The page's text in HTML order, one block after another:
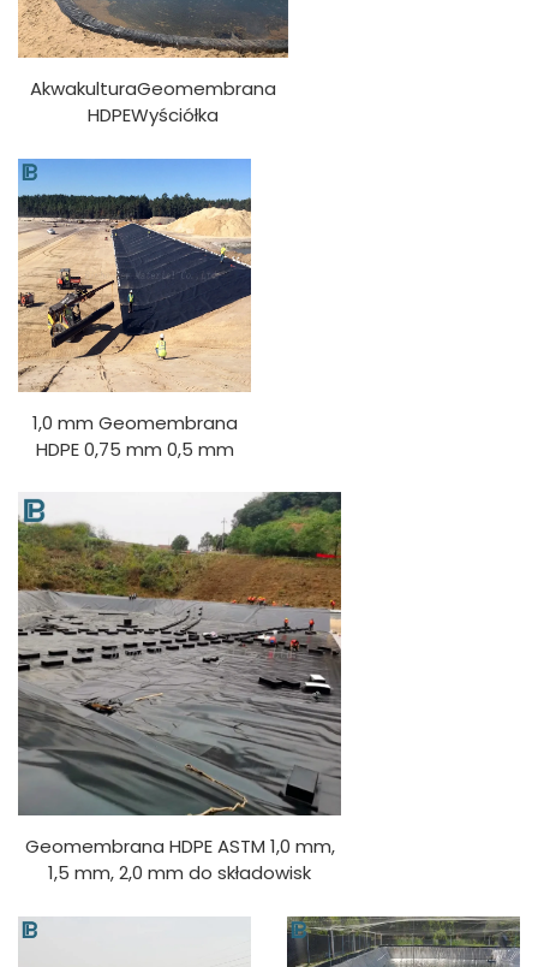
AkwakulturaGeomembrana
HDPEWyściółka
stawuGeomembrany
1,0 mm Geomembrana
HDPE 0,75 mm 0,5 mm
hodowlanego dla ryb i
krewetek 1,5 mm
Sztuczne jeziora
Wyściółka stawu HDPE
Wyściółka składowiska
odpadów
Geomembrana HDPE ASTM 1,0 mm,
1,5 mm, 2,0 mm do składowisk